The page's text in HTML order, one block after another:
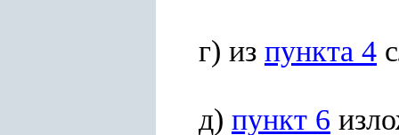
г) из пункта 4
д) пункт 6